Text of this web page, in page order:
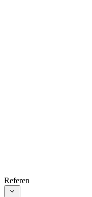
References